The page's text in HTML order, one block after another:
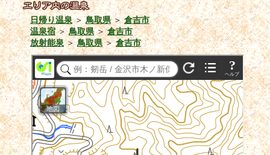
日帰り温泉＞鳥取県＞倉吉市
温泉宿＞鳥取県＞倉吉市
放射能泉＞鳥取県＞倉吉市